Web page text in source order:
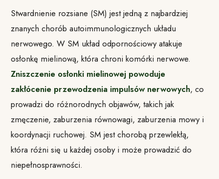
Stwardnienie rozsiane (SM) jest jedną z najbardziej
znanych chorób autoimmunologicznych układu
nerwowego. W SM układ odpornościowy atakuje
osłonkę mielinową, która chroni komórki nerwowe.
Zniszczenie osłonki mielinowej powoduje
zakłócenie przewodzenia impulsów nerwowych, co
prowadzi do różnorodnych objawów, takich jak
zmęczenie, zaburzenia równowagi, zaburzenia mowy i
koordynacji ruchowej. SM jest chorobą przewlekłą,
która różni się u każdej osoby i może prowadzić do
niepełnosprawności.